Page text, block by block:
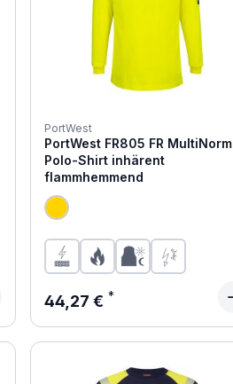
PortWest
PortWest FR805 FR MultiNorm
Polo-Shirt inhärent
flammhemmend
Regulärer Preis:
44,27 €